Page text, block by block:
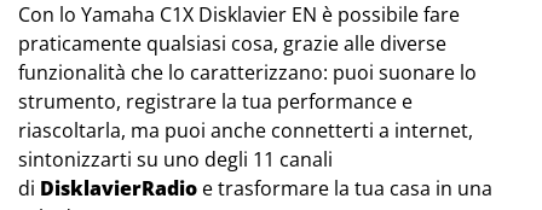
Con lo Yamaha C1X Disklavier EN è possibile fare
praticamente qualsiasi cosa, grazie alle diverse
funzionalità che lo caratterizzano: puoi suonare lo
strumento, registrare la tua performance e
riascoltarla, ma puoi anche connetterti a internet,
sintonizzarti su uno degli 11 canali
di DisklavierRadio e trasformare la tua casa in una